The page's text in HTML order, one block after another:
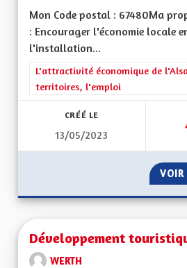
Mon Code postal : 67480Ma
: Encourager l'économie locale
l'installation...
Filtrer les résultats de la
L'attractivité économique de
territoires, l'emploi
CRÉÉ LE
13/05/2023
VOIR
Développement
WERTH